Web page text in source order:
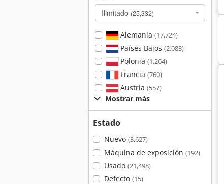
Ilimitado (25,332)
Alemania (17,724)
Países Bajos (2,083)
Polonia (1,264)
Francia (760)
Austria (557)
Mostrar más
Estado
Nuevo (3,627)
Máquina de exposición (192)
Usado (21,498)
Defecto (15)
De Compresor De Tornillo Tornillo Pipa Pionero